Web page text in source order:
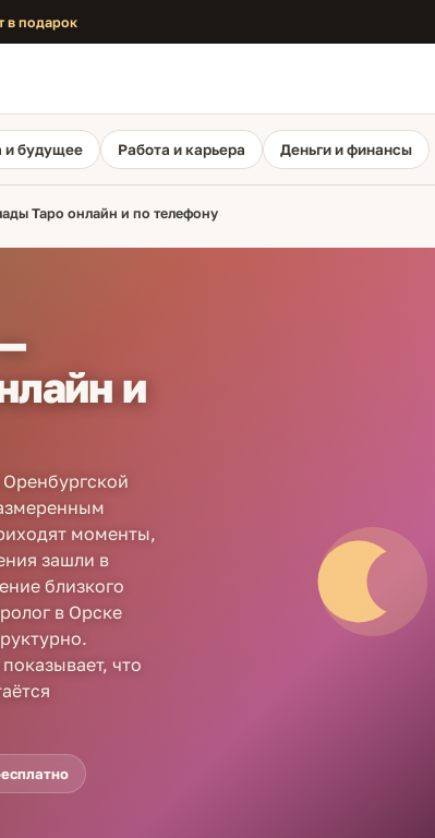
в подарок
и будущее Работа и карьера Деньги и финансы
Таро онлайн и по телефону
и
моменты,
зашли в
близкого
в Орске
что